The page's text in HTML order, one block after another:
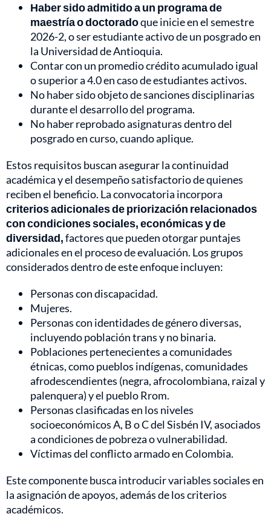
Haber sido admitido a un programa de
maestría o doctoradoque inicie en el semestre
2026-2, o ser estudiante activo de un posgrado en
la Universidad de Antioquia.
Contar con un promedio crédito acumulado igual
o superior a 4.0 en caso de estudiantes activos.
No haber sido objeto de sanciones disciplinarias
durante el desarrollo del programa.
No haber reprobado asignaturas dentro del
posgrado en curso, cuando aplique.
Estos requisitos buscan asegurar la continuidad
académica y el desempeño satisfactorio de quienes
reciben el beneficio. La convocatoria incorpora
criterios adicionales de priorización relacionados
con condiciones sociales, económicas y de
diversidad,factores quepueden otorgar puntajes
adicionales en el proceso de evaluación. Los grupos
considerados dentro de este enfoque incluyen:
Personas con discapacidad.
Mujeres.
Personas con identidades de género diversas,
incluyendo población trans y no binaria.
Poblaciones pertenecientes a comunidades
étnicas, como pueblos indígenas, comunidades
afrodescendientes (negra, afrocolombiana, raizal y
palenquera) y el pueblo Rrom.
Personas clasificadas en los niveles
socioeconómicos A, B o C del Sisbén IV, asociados
a condiciones de pobreza o vulnerabilidad.
Víctimas del conflicto armado en Colombia.
Este componente busca introducir variables sociales en
la asignación de apoyos, además de los criterios
académicos.